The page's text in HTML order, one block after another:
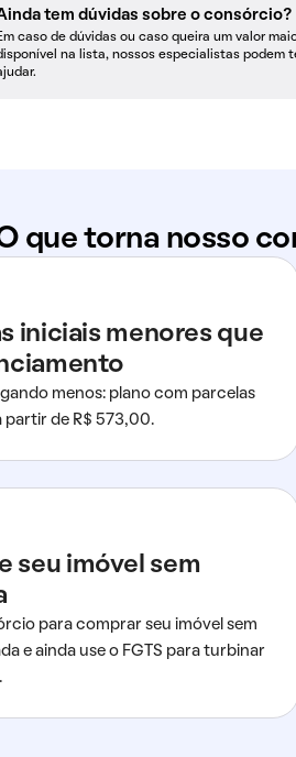
tem dúvidas sobre o consórcio?
caso de dúvidas ou caso queira um valor
na lista, nossos especialistas podem
que torna nosso
iniciais menores que
menos: plano com parcelas
partir de R$ 573,00.
seu imóvel sem
para comprar seu imóvel sem
e ainda use o FGTS para turbinar